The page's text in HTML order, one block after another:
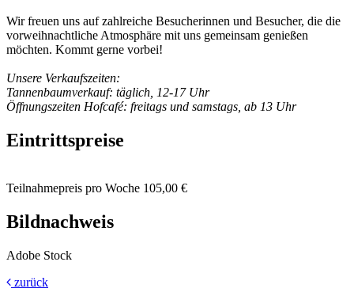
Wir freuen uns auf zahlreiche Besucherinnen und Besucher, die die
vorweihnachtliche Atmosphäre mit uns gemeinsam genießen
möchten. Kommt gerne vorbei! ⁠
Unsere Verkaufszeiten: ⁠
Tannenbaumverkauf: täglich, 12-17 Uhr⁠
Öffnungszeiten Hofcafé: freitags und samstags, ab 13 Uhr⁠
Eintrittspreise
Teilnahmepreis pro Woche 105,00 €
Bildnachweis
Adobe Stock
zurück